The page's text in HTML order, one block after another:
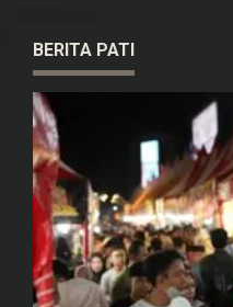
BERITA PATI